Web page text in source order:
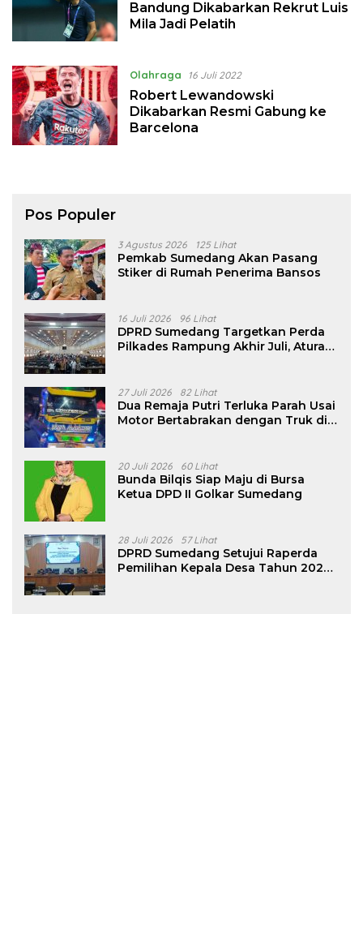
Bandung Dikabarkan Rekrut Luis
Mila Jadi Pelatih
Olahraga 16 Juli 2022
Robert Lewandowski
Dikabarkan Resmi Gabung ke
Barcelona
Pos Populer
3 Agustus 2026 125 Lihat
Pemkab Sumedang Akan Pasang
Stiker di Rumah Penerima Bansos
16 Juli 2026 96 Lihat
DPRD Sumedang Targetkan Perda
Pilkades Rampung Akhir Juli, Aturan
27 Juli 2026 82 Lihat
Dua Remaja Putri Terluka Parah Usai
Motor Bertabrakan dengan Truk di
20 Juli 2026 60 Lihat
Bunda Bilqis Siap Maju di Bursa
Ketua DPD II Golkar Sumedang
28 Juli 2026 57 Lihat
DPRD Sumedang Setujui Raperda
Pemilihan Kepala Desa Tahun 2026